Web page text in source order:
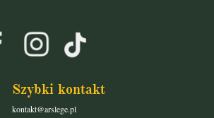
Szybki kontakt
kontakt@arslege.pl